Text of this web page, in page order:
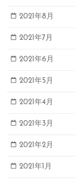
2021年8月
2021年7月
2021年6月
2021年5月
2021年4月
2021年3月
2021年2月
2021年1月